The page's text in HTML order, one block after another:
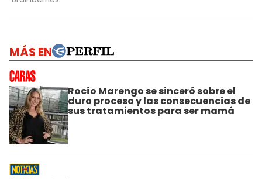
MÁS EN
Rocío Marengo se sinceró sobre el
duro proceso y las consecuencias de
sus tratamientos para ser mamá